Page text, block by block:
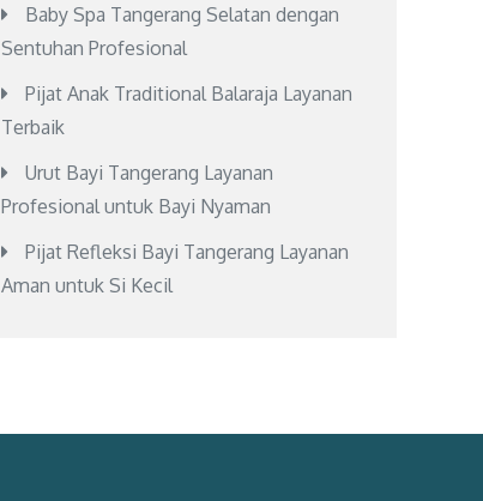
Baby Spa Tangerang Selatan dengan
Sentuhan Profesional
Pijat Anak Traditional Balaraja Layanan
Terbaik
Urut Bayi Tangerang Layanan
Profesional untuk Bayi Nyaman
Pijat Refleksi Bayi Tangerang Layanan
Aman untuk Si Kecil